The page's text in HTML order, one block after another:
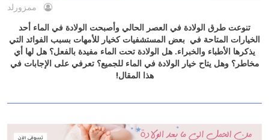
ممزورلد
تنوعت طرق الولادة في العصر الحالي وأصبحت الولادة في الماء أحد
الخيارات المتاحة في بعض المستشفيات كخيار للأمهات بسبب الفوائد التي
يذكرها الأطباء والخبراء. هل الولادة تحت الماء مفيدة بالفعل؟ هل لها أي
مخاطر؟ وهل يتاح خيار الولادة في الماء للجميع؟ تعرفي على الإجابات في
هذا المقال!